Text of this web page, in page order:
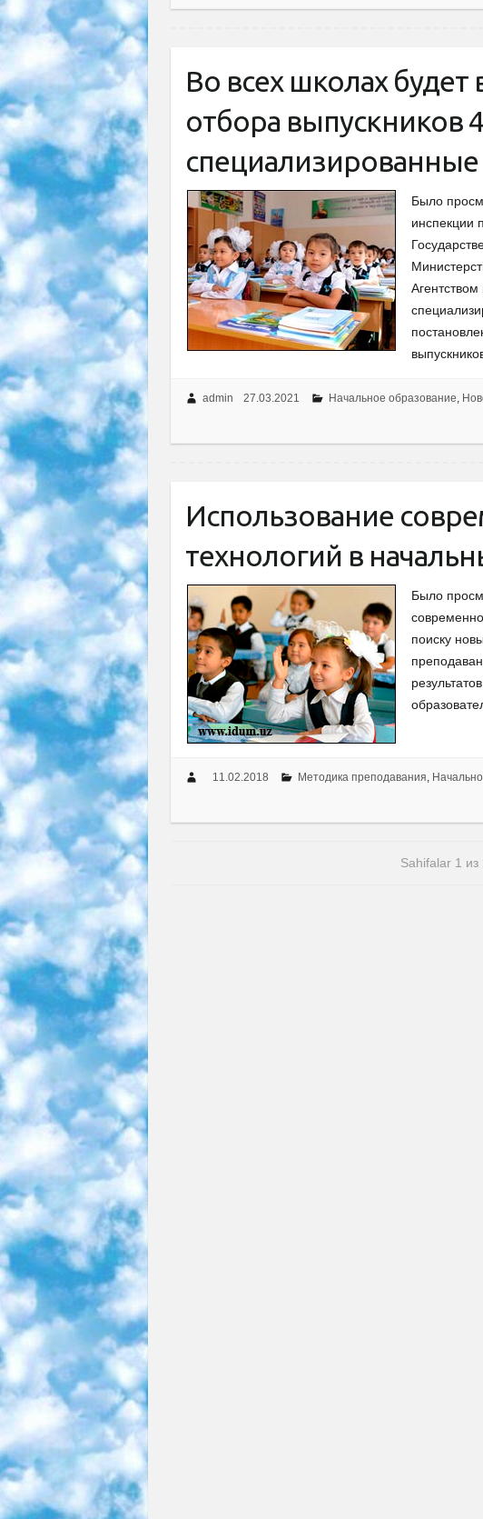
Во всех школах будет
отбора выпускников
специализированные
Было
инспекции
admin 27.03.2021 Начальное образование,
Использование
технологий в
Было
поиску
11.02.2018 Методика преподавания,
Sahifalar 1 из